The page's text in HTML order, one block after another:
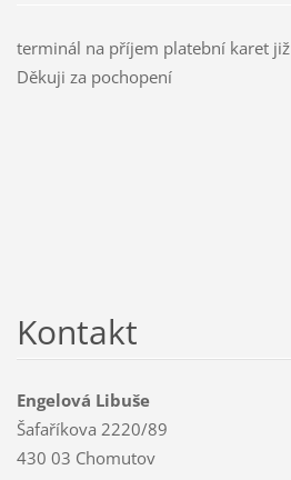
terminál na příjem platební karet
Děkuji za pochopení
Kontakt
Engelová Libuše
Šafaříkova 2220/89
430 03 Chomutov